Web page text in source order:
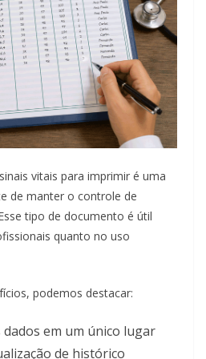
vitais para imprimir é uma
de manter o controle de
tipo de documento é útil
quanto no uso
podemos destacar:
em um único lugar
de histórico